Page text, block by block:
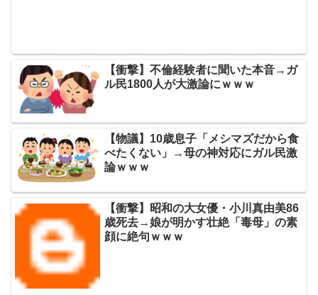
【衝撃】不倫経験者に聞いた本音→ガ
ル民1800人が大激論にｗｗｗ
【物議】10歳息子「メシマズだから食
べたくない」→母の神対応にガル民激
論ｗｗｗ
【衝撃】昭和の大女優・小川真由美86
歳死去→娘が明かす壮絶「毒母」の素
顔に絶句ｗｗｗ